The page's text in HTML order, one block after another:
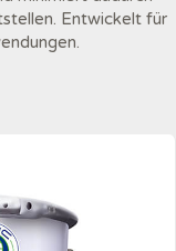
Entwickelt für